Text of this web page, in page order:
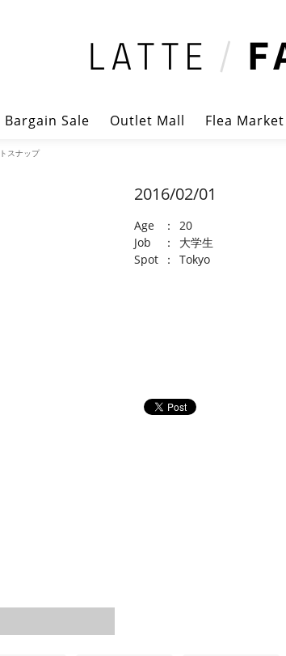
Bargain Sale Outlet Mall Flea Market
スナップ
2016/02/01
Age ：
20
Job
：
大学生
Spot
： Tokyo